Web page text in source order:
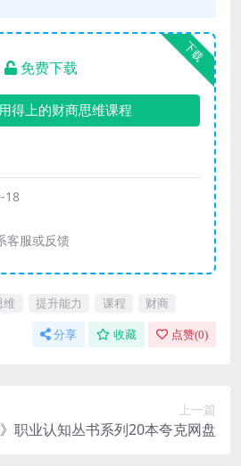
下载
免费下载
得上的财商思维课程
18
客服或反馈
维 提升能力 课程 财商
分享 收藏 点赞(0)
上一篇
》职业认知丛书系列20本夸克网盘